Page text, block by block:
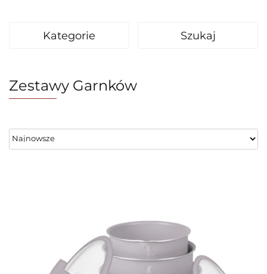
Kategorie Szukaj
Zestawy Garnków